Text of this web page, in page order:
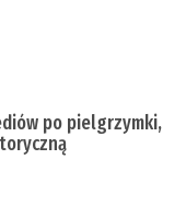
po pielgrzymki,